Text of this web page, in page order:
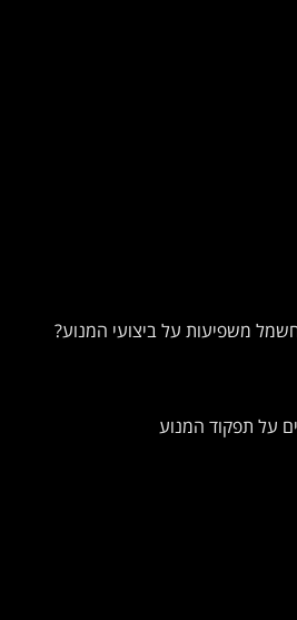
משפיעות על ביצועי המנוע?
על תפקוד המנוע